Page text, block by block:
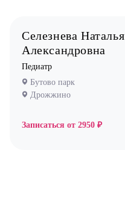
Селезнева Наталья
Александровна
Педиатр
Бутово парк
Дрожжино
Записаться от 2950 ₽